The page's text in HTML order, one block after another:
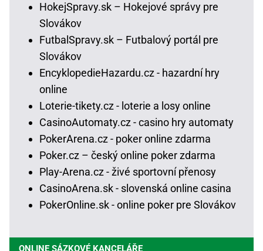
HokejSpravy.sk – Hokejové správy pre
Slovákov
FutbalSpravy.sk – Futbalový portál pre
Slovákov
EncyklopedieHazardu.cz - hazardní hry
online
Loterie-tikety.cz - loterie a losy online
CasinoAutomaty.cz - casino hry automaty
PokerArena.cz - poker online zdarma
Poker.cz – český online poker zdarma
Play-Arena.cz - živé sportovní přenosy
CasinoArena.sk - slovenská online casina
PokerOnline.sk - online poker pre Slovákov
ONLINE SÁZKOVÉ KANCELÁŘE